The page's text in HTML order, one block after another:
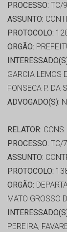
PROCESSO: TC/
ASSUNTO:
PROTOCOLO:
ORGÃO:
GARCIA LEMOS
FONSECA P. DA
ADVOGADO(S):
RELATOR:
PROCESSO: TC/
ASSUNTO:
PROTOCOLO:
ORGÃO:
MATO GROSSO
PEREIRA,